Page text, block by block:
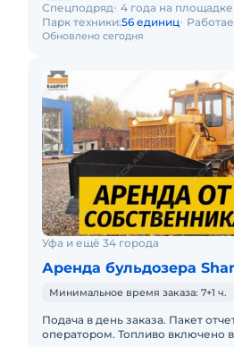
Обновлено сегодня
Спецподряд 4 года на площадке
Парк техники:56 единиц
Уфа и ещё 34 города
Аренда бульдозера
Минимальное время заказа: 7+1 ч.
Подача в день заказа. Пакет
оператором. Топливо включено